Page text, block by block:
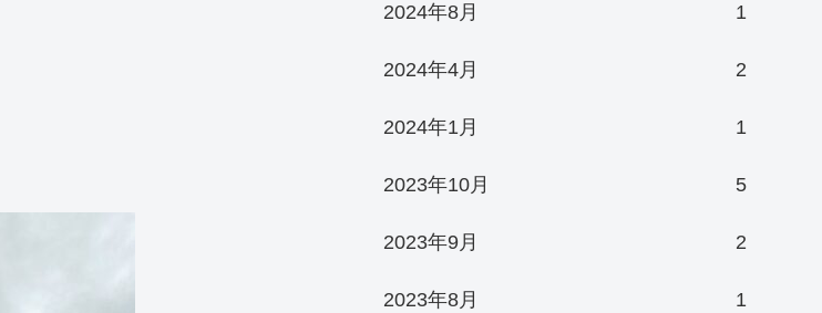
2024年8月 1
2024年4月 2
2024年1月 1
2023年10月 5
2023年9月 2
2023年8月 1